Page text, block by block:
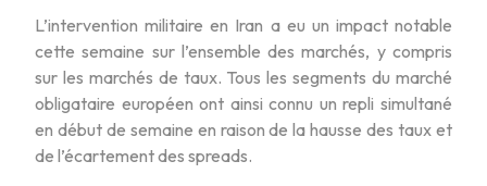
L’intervention militaire en Iran a eu un impact notable
cette semaine sur l’ensemble des marchés, y compris
sur les marchés de taux. Tous les segments du marché
obligataire européen ont ainsi connu un repli simultané
en début de semaine en raison de la hausse des taux et
de l’écartement des spreads.